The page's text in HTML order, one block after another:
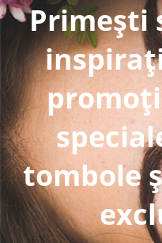
Primești
tombole